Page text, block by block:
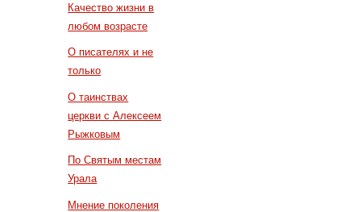
Качество жизни в
любом возрасте
О писателях и не
только
О таинствах
церкви с Алексеем
Рыжковым
По Святым местам
Урала
Мнение поколения